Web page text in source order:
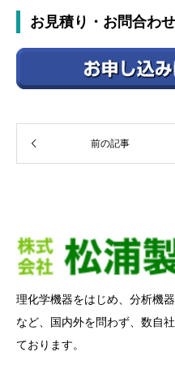
お見積り・お問合わ
前の記事
理化学機器をはじめ、分析機
など、国内外を問わず、数自
ております。